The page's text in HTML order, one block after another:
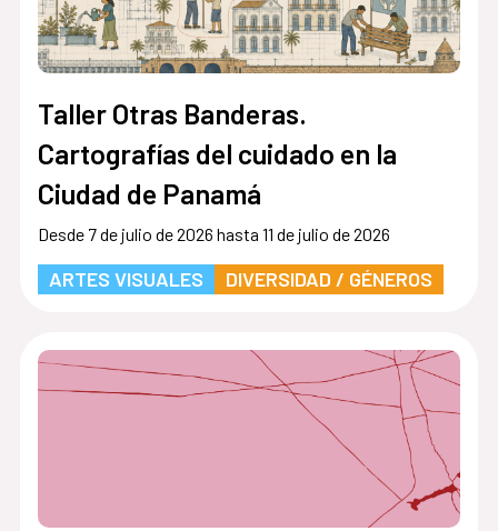
Taller Otras Banderas.
Cartografías del cuidado en la
Ciudad de Panamá
Desde 7 de julio de 2026 hasta 11 de julio de 2026
ARTES VISUALES DIVERSIDAD / GÉNEROS